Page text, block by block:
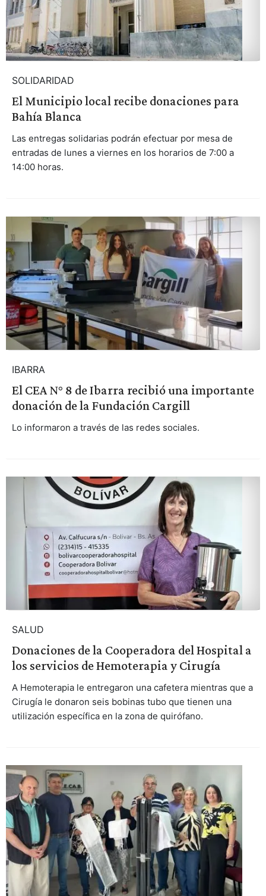
SOLIDARIDAD
El Municipio local recibe donaciones para
Bahía Blanca
Las entregas solidarias podrán efectuar por mesa de
entradas de lunes a viernes en los horarios de 7:00 a
14:00 horas.
IBARRA
El CEA N° 8 de Ibarra recibió una importante
donación de la Fundación Cargill
Lo informaron a través de las redes sociales.
SALUD
Donaciones de la Cooperadora del Hospital a
los servicios de Hemoterapia y Cirugía
A Hemoterapia le entregaron una cafetera mientras que a
Cirugía le donaron seis bobinas tubo que tienen una
utilización específica en la zona de quirófano.